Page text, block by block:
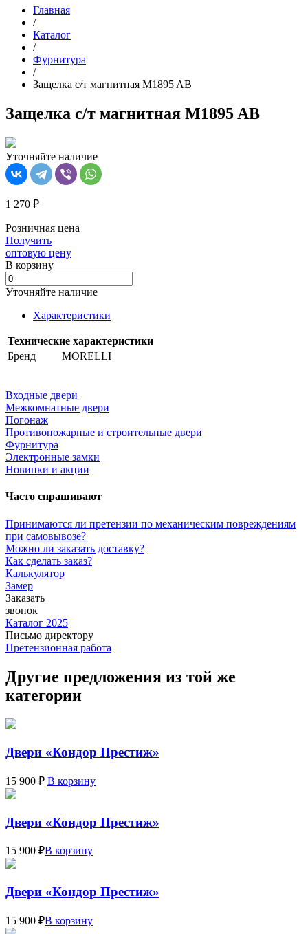
Главная
/
Каталог
/
Фурнитура
/
Защелка с/т магнитная M1895 AB
Защелка с/т магнитная M1895 AB
Уточняйте наличие
1 270 ₽
Розничная цена
Получить
оптовую цену
В корзинy
Уточняйте наличие
Характеристики
Технические характеристики
Бренд
MORELLI
Входные двери
Межкомнатные двери
Погонаж
Противопожарные и строительные двери
Фурнитура
Электронные замки
Новинки и акции
Часто спрашивают
Принимаются ли претензии по механическим повреждениям
при самовывозе?
Можно ли заказать доставку?
Как сделать заказ?
Калькулятор
Замер
Заказать
звонок
Каталог 2025
Письмо директору
Претензионная работа
Другие предложения из той же
категории
Двери «Кондор Престиж»
15 900 ₽ В корзину
Двери «Кондор Престиж»
15 900 ₽В корзину
Двери «Кондор Престиж»
15 900 ₽В корзину